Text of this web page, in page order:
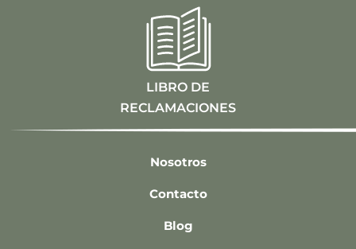
LIBRO DE
RECLAMACIONES
Nosotros
Contacto
Blog